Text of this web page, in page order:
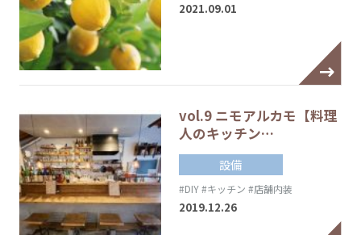
2021.09.01
vol.9 ニモアルカモ【料理
人のキッチン…
設備
#DIY#キッチン #店舗内装
2019.12.26